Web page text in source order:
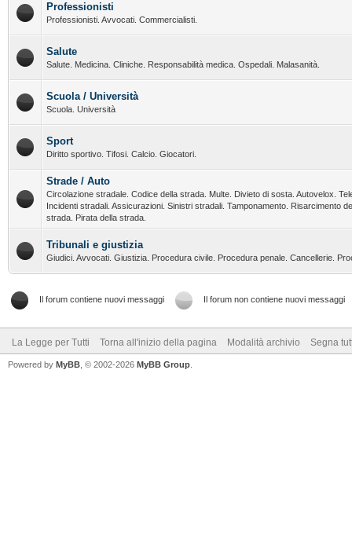
Professionisti
Professionisti. Avvocati. Commercialisti.
Salute
Salute. Medicina. Cliniche. Responsabilità medica. Ospedali. Malasanità.
Scuola / Università
Scuola. Università
Sport
Diritto sportivo. Tifosi. Calcio. Giocatori.
Strade / Auto
Circolazione stradale. Codice della strada. Multe. Divieto di sosta. Autovelox.
Incidenti stradali. Assicurazioni. Sinistri stradali. Tamponamento. Risarcimento
strada. Pirata della strada.
Tribunali e giustizia
Giudici. Avvocati. Giustizia. Procedura civile. Procedura penale. Cancellerie.
Il forum contiene nuovi messaggi Il forum non contiene nuovi messaggi
La Legge per Tutti Torna all'inizio della pagina Modalità archivio Segna
Powered by MyBB , © 2002-2026 MyBB Group